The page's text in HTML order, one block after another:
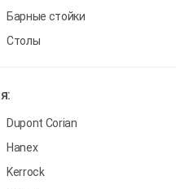
Барные стойки
Столы
Dupont Corian
Hanex
Kerrock